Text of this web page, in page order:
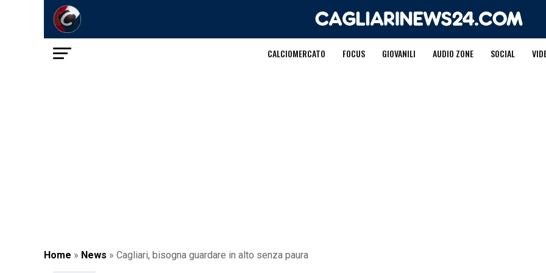
CALCIOMERCATO FOCUS GIOVANILI AUDIO ZONE SOCIAL
Home » News » Cagliari, bisogna guardare in alto senza paura